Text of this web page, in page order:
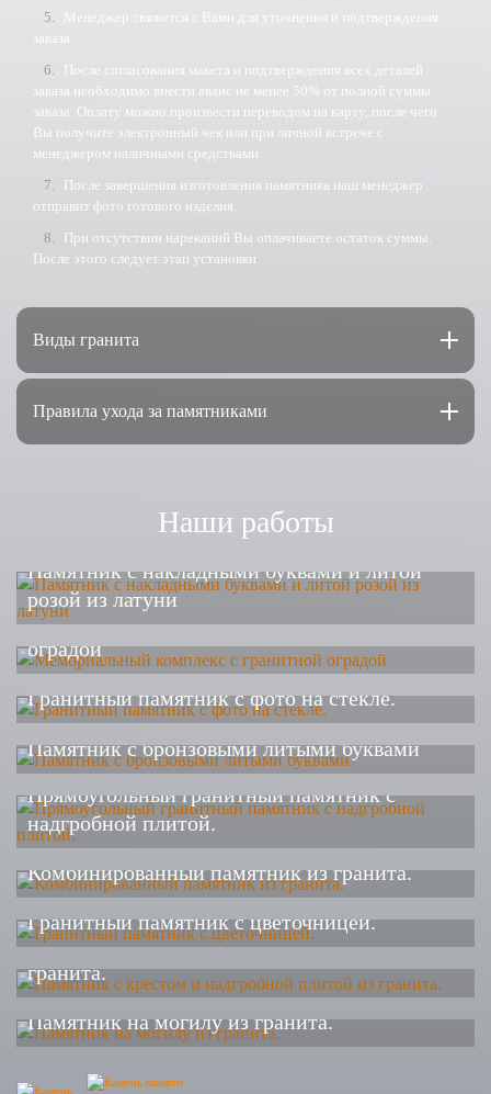
Менеджер свяжется с Вами для уточнения и подтверждения
заказа.
После согласования макета и подтверждения всех деталей
заказа необходимо внести аванс не менее 50% от полной суммы
заказа. Оплату можно произвести переводом на карту, после чего
Вы получите электронный чек или при личной встрече с
менеджером наличными средствами.
После завершения изготовления памятника наш менеджер
отправит фото готового изделия.
При отсутствии нареканий Вы оплачиваете остаток суммы.
После этого следует этап установки.
Виды гранита
Правила ухода за памятниками
Наши работы
Памятник с накладными буквами и литой
розой из латуни
Мемориальный комплекс с гранитной
оградой
Гранитный памятник с фото на стекле.
Памятник с бронзовыми литыми буквами
Прямоугольный гранитный памятник с
надгробной плитой.
Комбинированный памятник из гранита.
Гранитный памятник с цветочницей.
Памятник с крестом и надгробной плитой из
гранита.
Памятник на могилу из гранита.